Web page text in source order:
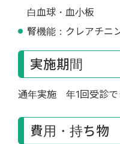
白血球・血小板
腎機能：クレアチニ
実施期間
通年実施 年1回受診で
費用・持ち物